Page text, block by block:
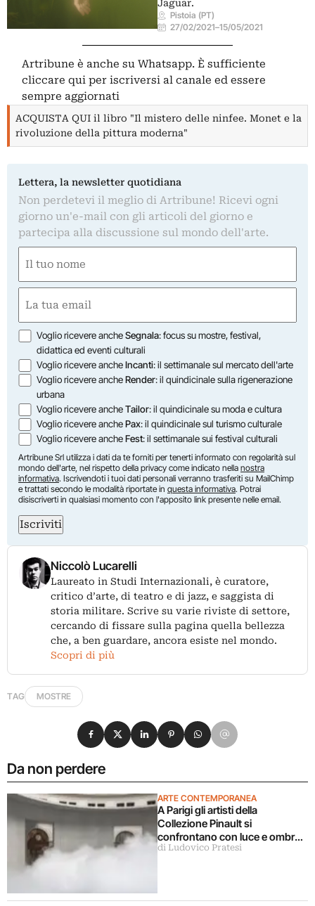
Jaguar.
Pistoia (PT)
27/02/2021–15/05/2021
Artribune è anche su Whatsapp. È sufficiente
cliccare qui per iscriversi al canale ed essere
sempre aggiornati
ACQUISTA QUI il libro "Il mistero delle ninfee. Monet e la
rivoluzione della pittura moderna"
Lettera, la newsletter quotidiana
Non perdetevi il meglio di Artribune! Ricevi ogni
giorno un'e-mail con gli articoli del giorno e
partecipa alla discussione sul mondo dell'arte.
(Required)
First
(Required)
Opzioni
Voglio ricevere ancheSegnala: focus su mostre, festival,
didattica ed eventi culturali
Voglio ricevere ancheIncanti: il settimanale sul mercato dell'arte
Voglio ricevere ancheRender: il quindicinale sulla rigenerazione
urbana
Voglio ricevere ancheTailor: il quindicinale su moda e cultura
Voglio ricevere anchePax: il quindicinale sul turismo culturale
Voglio ricevere ancheFest: il settimanale sui festival culturali
Artribune Srl utilizza i dati da te forniti per tenerti informato con regolarità sul
mondo dell'arte, nel rispetto della privacy come indicato nella nostra
informativa. Iscrivendoti i tuoi dati personali verranno trasferiti su MailChimp
e trattati secondo le modalità riportate in questa informativa. Potrai
disiscriverti in qualsiasi momento con l'apposito link presente nelle email.
Iscriviti
Niccolò Lucarelli
Laureato in Studi Internazionali, è curatore,
critico d’arte, di teatro e di jazz, e saggista di
storia militare. Scrive su varie riviste di settore,
cercando di fissare sulla pagina quella bellezza
che, a ben guardare, ancora esiste nel mondo.
Scopri di più
TAG MOSTRE
Da non perdere
ARTE CONTEMPORANEA
A Parigi gli artisti della
Collezione Pinault si
confrontano con luce e ombra
in una grande mostra
di Ludovico Pratesi
Condividi su Facebook
Condividi su X
Condividi su LinkedIn
Condividi su Pinterest
Condividi su WhatsApp
Condividi su Email